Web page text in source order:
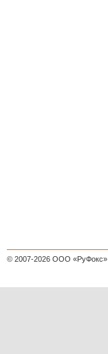
© 2007-2026 ООО «РуФокс»